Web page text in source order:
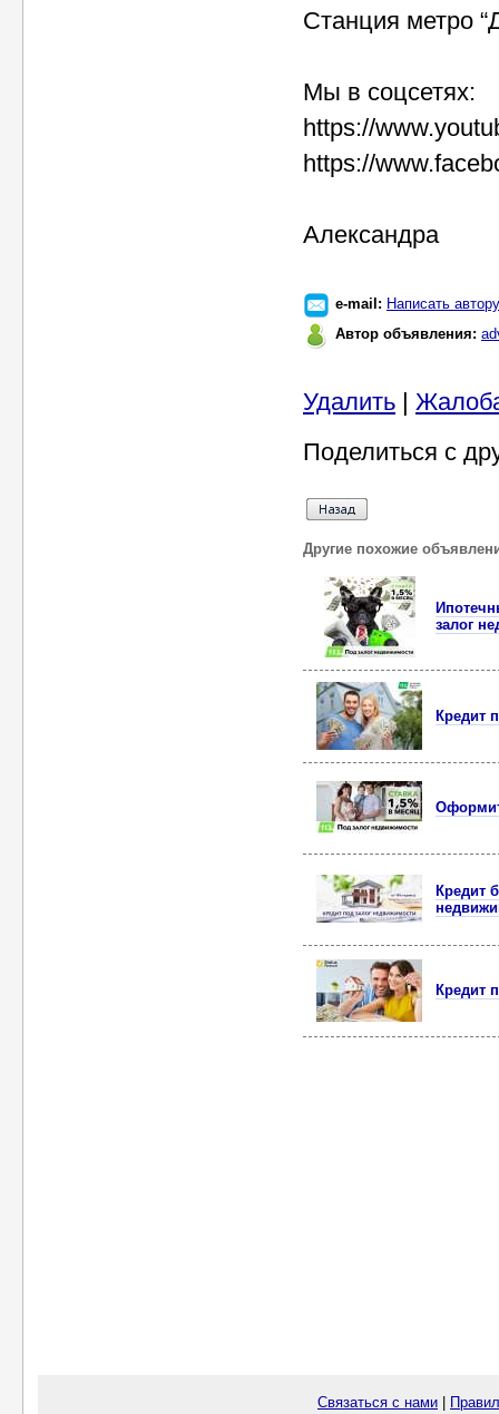
Станция метро
Мы в соцсетях:
https://
https://
Александра
e-mail: Написать автору
Автор объявления:
Удалить |
Поделиться с
Другие похожие
залог
Кредит
Кредит
Кредит
Связаться с нами